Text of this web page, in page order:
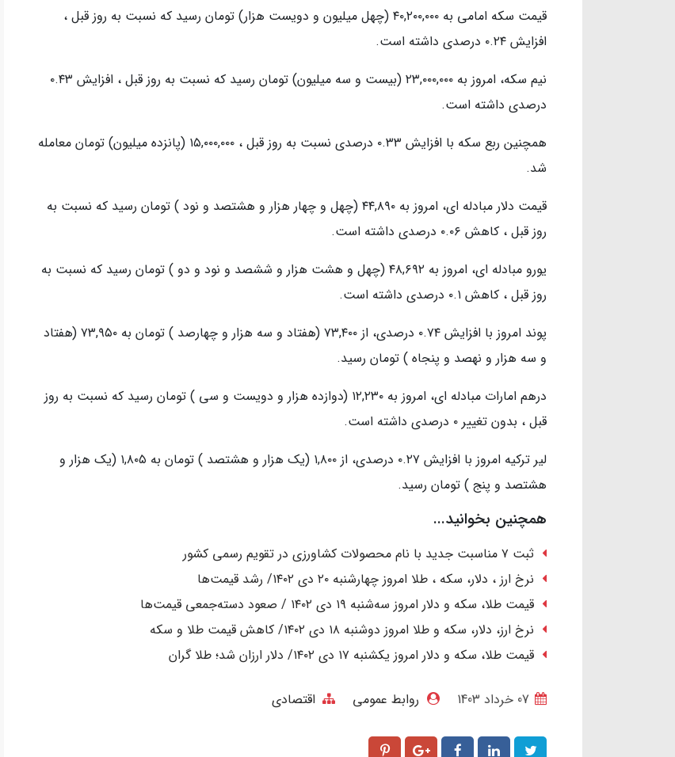
قیمت سکه امامی به ۴۰,۲۰۰,۰۰۰ (چهل میلیون و دویست هزار) تومان رسید که نسبت به روز قبل ،
افزایش ۰.۲۴ درصدی داشته است.
نیم سکه، امروز به ۲۳,۰۰۰,۰۰۰ (بیست و سه میلیون) تومان رسید که نسبت به روز قبل ، افزایش ۰.۴۳
درصدی داشته است.
همچنین ربع سکه با افزایش ۰.۳۳ درصدی نسبت به روز قبل ، ۱۵,۰۰۰,۰۰۰ (پانزده میلیون) تومان معامله
شد.
قیمت دلار مبادله ای، امروز به ۴۴,۸۹۰ (چهل و چهار هزار و هشتصد و نود ) تومان رسید که نسبت به
روز قبل ، کاهش ۰.۰۶ درصدی داشته است.
یورو مبادله ای، امروز به ۴۸,۶۹۲ (چهل و هشت هزار و ششصد و نود و دو ) تومان رسید که نسبت به
روز قبل ، کاهش ۰.۱ درصدی داشته است.
پوند امروز با افزایش ۰.۷۴ درصدی، از ۷۳,۴۰۰ (هفتاد و سه هزار و چهارصد ) تومان به ۷۳,۹۵۰ (هفتاد
و سه هزار و نهصد و پنجاه ) تومان رسید.
درهم امارات مبادله ای، امروز به ۱۲,۲۳۰ (دوازده هزار و دویست و سی ) تومان رسید که نسبت به روز
قبل ، بدون تغییر ۰ درصدی داشته است.
لیر ترکیه امروز با افزایش ۰.۲۷ درصدی، از ۱,۸۰۰ (یک هزار و هشتصد ) تومان به ۱,۸۰۵ (یک هزار و
هشتصد و پنج ) تومان رسید.
همچنین بخوانید...
ثبت ۷ مناسبت جدید با نام محصولات کشاورزی در تقویم رسمی کشور
نرخ ارز ، دلار، سکه ، طلا امروز چهارشنبه ۲۰ دی ۱۴۰۲/ رشد قیمت‌ها
قیمت طلا، سکه و دلار امروز سه‌شنبه ۱۹ دی ۱۴۰۲ / صعود دسته‌جمعی قیمت‌ها
نرخ ارز، دلار، سکه و طلا امروز دوشنبه ۱۸ دی ۱۴۰۲/ کاهش قیمت طلا و سکه
قیمت طلا، سکه و دلار امروز یکشنبه ۱۷ دی ۱۴۰۲/ دلار ارزان شد؛ طلا گران
روابط عمومی اقتصادی